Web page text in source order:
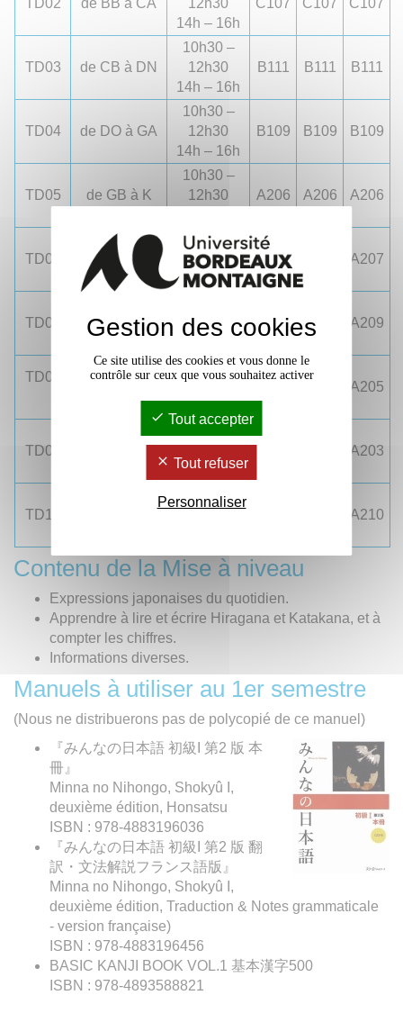
14h – 16h
TD03 de CB à DN
10h30 –
12h30
14h – 16h
B111 B111 B111
TD04 de DO à GA
10h30 –
12h30
14h – 16h
B109 B109 B109
TD05 de GB à K
10h30 –
12h30
A206 A206 A206
TD06 de L
10h30 –
12h30
14h – 16h
A207 A207
TD07 de M
12h30
A209 A209 A209
TD08
10h30 –
A205
TD09
10h30 –
14h – 16h
A203
TD10
10h30 –
A210
Contenu de la Mise à niveau
Expressions japonaises du quotidien.
Apprendre à lire et écrire Hiragana et Katakana, et à
compter les chiffres.
Informations diverses.
Manuels à utiliser au 1er semestre
(Nous ne distribuerons pas de polycopié de ce manuel)
『みんなの日本語 初級I 第2 版 本
冊』
Minna no Nihongo, Shokyû I,
deuxième édition, Honsatsu
ISBN : 978-4883196036
『みんなの日本語 初級I 第2 版 翻
訳・文法解説フランス語版』
Minna no Nihongo, Shokyû I,
deuxième édition, Traduction & Notes grammaticale
- version française)
ISBN : 978-4883196456
BASIC KANJI BOOK VOL.1 基本漢字500
ISBN : 978-4893588821
Gestion des cookies
Ce site utilise des cookies et vous donne le
contrôle sur ceux que vous souhaitez activer
Tout accepter
Tout refuser
Personnaliser